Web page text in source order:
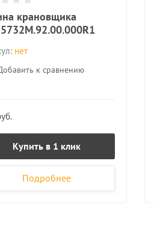
крановщика
нет
к сравнению
Купить в 1 клик
Подробнее